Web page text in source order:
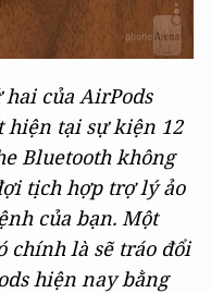
của AirPods
hiện tại sự kiện 12
Bluetooth không
tịch hợp trợ lý ảo
của bạn. Một
chính là sẽ tráo đổi
hiện nay bằng